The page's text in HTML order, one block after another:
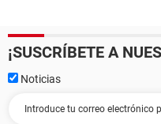
¡SUSCRÍBETE A
Noticias